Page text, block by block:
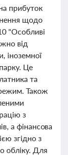
прибуток
щодо
"Особливі
від
іноземної
Це
та
Також
з
а фінансова
згідно з
обліку. Для